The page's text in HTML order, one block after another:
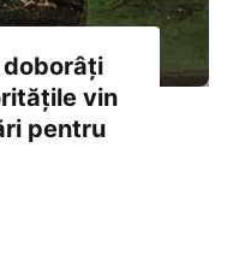
vin
pentru